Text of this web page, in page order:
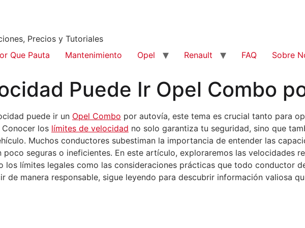
Precios y Tutoriales
Que Pauta Mantenimiento Opel Renault FAQ Sobre
Puede Ir Opel Combo
puede ir un Opel Combo por autovía, este tema es crucial tanto para
los límites de velocidad no solo garantiza tu seguridad, sino que
Muchos conductores subestiman la importancia de entender las
seguras o ineficientes. En este artículo, exploraremos las velocidades
los límites legales como las consideraciones prácticas que todo conductor
de manera responsable, sigue leyendo para descubrir información valiosa